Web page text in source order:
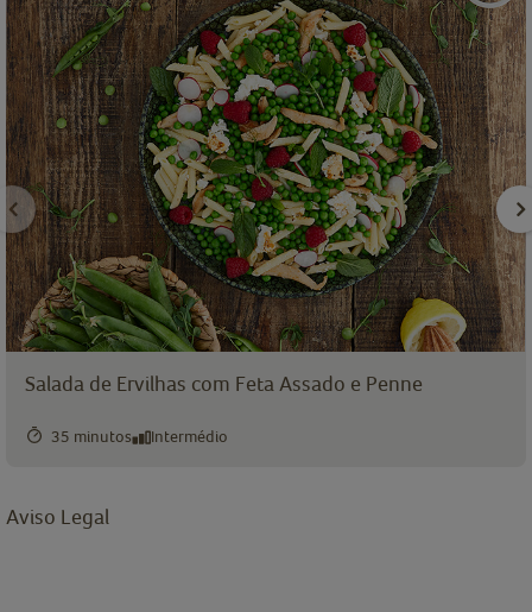
Salada de Ervilhas com Feta Assado e Penne
35 minutos Intermédio
Aviso Legal